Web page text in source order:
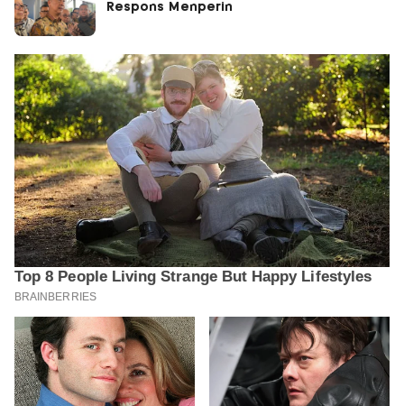
Respons Menperin